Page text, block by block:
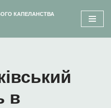
КАПЕЛАНСТВА
в